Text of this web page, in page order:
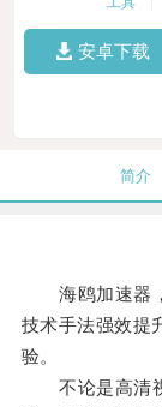
安卓下载
简介
海鸥加速器，
技术手法强效提
验。
不论是高清视